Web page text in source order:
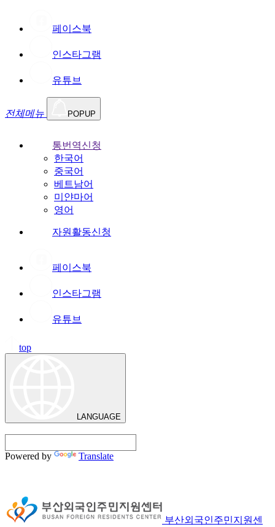
페이스북
인스타그램
유튜브
전체메뉴 POPUP
통번역신청
한국어
중국어
베트남어
미얀마어
영어
자원활동신청
페이스북
인스타그램
유튜브
top
LANGUAGE
Powered by Translate
부산외국인주민지원센